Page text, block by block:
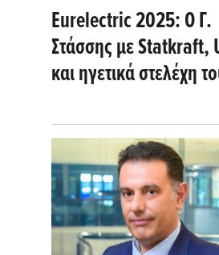
Eurelectric 2025: Ο Γ.
Στάσσης με Statkraft,
και ηγετικά στελέχη